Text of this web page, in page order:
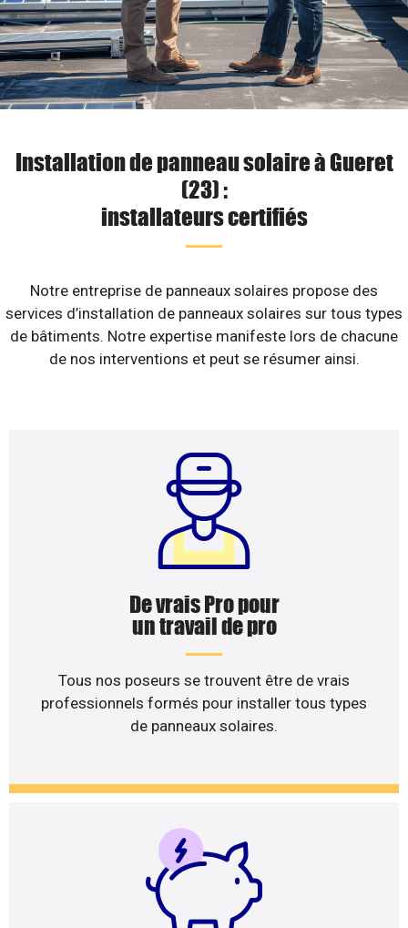
Installation de panneau solaire à Gueret
(23) :
installateurs certifiés
Notre entreprise de panneaux solaires propose des
services d’installation de panneaux solaires sur tous types
de bâtiments. Notre expertise manifeste lors de chacune
de nos interventions et peut se résumer ainsi.
De vrais Pro pour
un travail de pro
Tous nos poseurs se trouvent être de vrais
professionnels formés pour installer tous types
de panneaux solaires.